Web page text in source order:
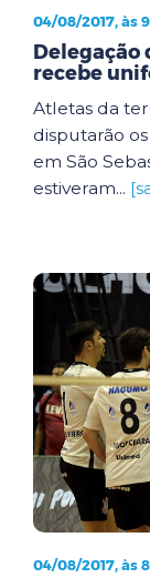
04/08/2017, às
Delegação
recebe
Atletas da
disputarão
em São
estiveram...
04/08/2017, às